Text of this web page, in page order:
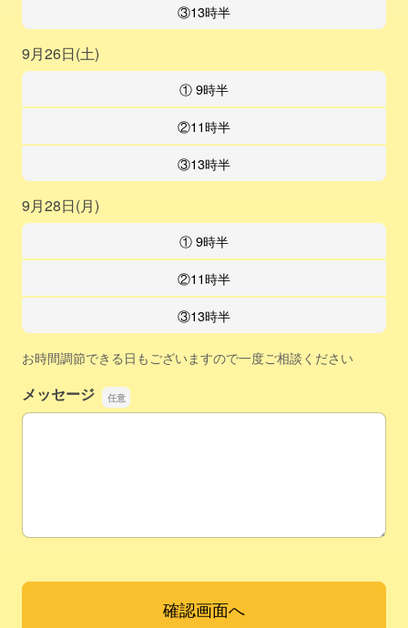
③13時半
9月26日(土)
① 9時半
②11時半
③13時半
9月28日(月)
① 9時半
②11時半
③13時半
お時間調節できる日もございますので一度ご相談ください
メッセージ
メッセージ